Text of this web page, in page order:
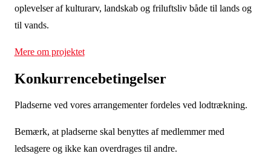
oplevelser af kulturarv, landskab og friluftsliv både til lands og
til vands.
Mere om projektet
Konkurrencebetingelser
Pladserne ved vores arrangementer fordeles ved lodtrækning.
Bemærk, at pladserne skal benyttes af medlemmer med
ledsagere og ikke kan overdrages til andre.